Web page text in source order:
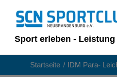
Inhalt
springenSport erleben -
Startseite IDM Para-